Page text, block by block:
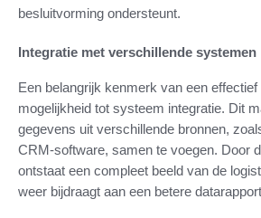
besluitvorming ondersteunt.
Integratie met verschillende systemen
Een belangrijk kenmerk van een
mogelijkheid tot systeem integratie. Dit
gegevens uit verschillende bronnen,
CRM-software, samen te voegen. Door
ontstaat een compleet beeld van de
weer bijdraagt aan een betere